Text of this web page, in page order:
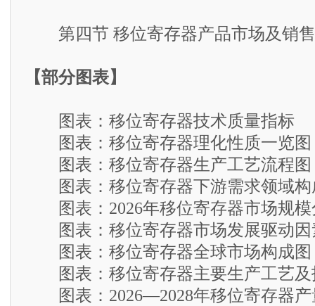
第四节 移位寄存器产品市场及销
【部分图表】
图表：移位寄存器技术质量指标
图表：移位寄存器理化性质一览图
图表：移位寄存器生产工艺流程图
图表：移位寄存器下游需求领域构
图表：2026年移位寄存器市场规模
图表：移位寄存器市场发展驱动因
图表：移位寄存器全球市场构成图
图表：移位寄存器主要生产工艺及
图表：2026—2028年移位寄存器产